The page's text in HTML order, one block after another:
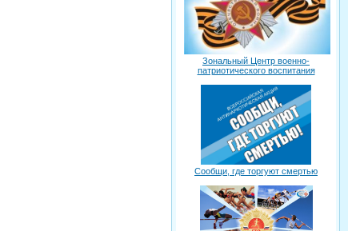
Зональный Центр военно-
патриотического воспитания
Сообщи, где торгуют смертью